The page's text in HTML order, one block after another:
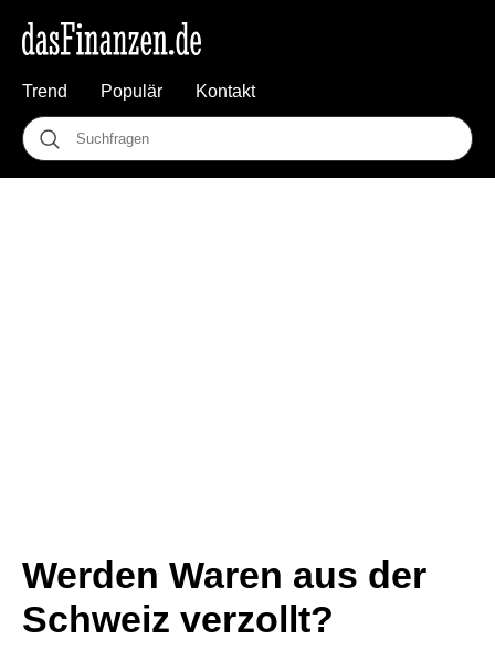
Trend Populär Kontakt
Werden Waren aus der
Schweiz verzollt?